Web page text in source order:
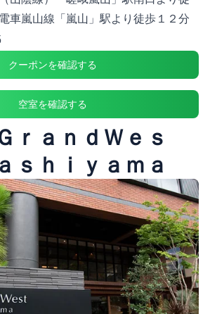
車嵐山線「嵐山」駅より徒歩１２分
クーポンを確認する
空室を確認する
ｒａｎｄＷｅｓ
ｓｈｉｙａｍａ